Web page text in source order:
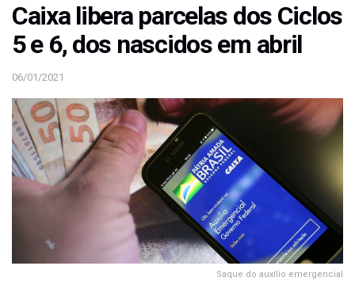
Caixa libera parcelas dos Ciclos
5 e 6, dos nascidos em abril
06/01/2021
Saque do auxílio emergencial